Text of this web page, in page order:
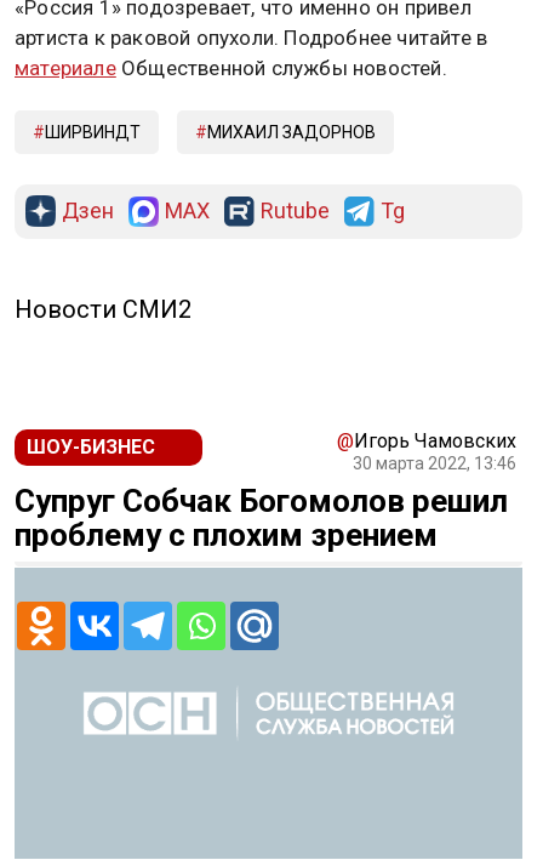
«Россия 1» подозревает, что именно он привел
артиста к раковой опухоли. Подробнее читайте в
материалеОбщественной службы новостей.
ШИРВИНДТ МИХАИЛ ЗАДОРНОВ
Дзен MAX Rutube Tg
Новости СМИ2
ШОУ-БИЗНЕС @Игорь Чамовских
30 марта 2022, 13:46
Супруг Собчак Богомолов решил
проблему с плохим зрением